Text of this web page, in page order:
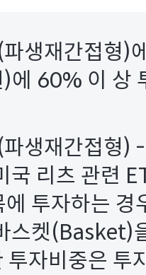
생재간접형)
60% 이 상
생재간접형)
리츠 관련
투자하는 경
스켓(Basket)
자비중은 투